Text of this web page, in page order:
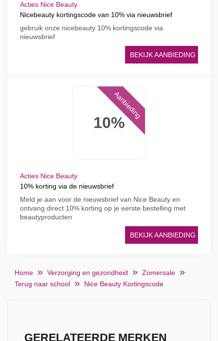
Acties Nice Beauty
Nicebeauty kortingscode van 10% via nieuwsbrief
gebruik onze nicebeauty 10% kortingscode via
nieuwsbrief
BEKIJK AANBIEDING
10%
Aanbieding
Acties Nice Beauty
10% korting via de nieuwsbrief
Meld je aan voor de nieuwsbrief van Nice Beauty en
ontvang direct 10% korting op je eerste bestelling met
beautyproducten
BEKIJK AANBIEDING
Home Verzorging en gezondheid
Zomersale
Terug naar school
Nice Beauty Kortingscode
GERELATEERDE MERKEN